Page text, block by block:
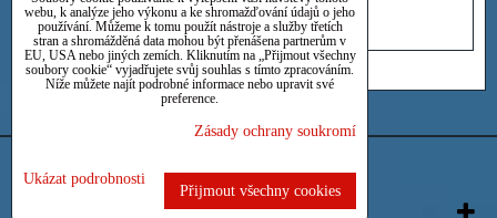
ks DO KOŠÍKU
Vytvořeno systémem:ByznysWeb.cz
webu, k analýze jeho výkonu a ke shromažďování údajů o jeho
používání. Můžeme k tomu použít nástroje a služby třetích
stran a shromážděná data mohou být přenášena partnerům v
EU, USA nebo jiných zemích. Kliknutím na „Přijmout všechny
soubory cookie“ vyjadřujete svůj souhlas s tímto zpracováním.
Níže můžete najít podrobné informace nebo upravit své
preference.
Zásady ochrany soukromí
Ukázat podrobnosti
Přijmout všechny cookies